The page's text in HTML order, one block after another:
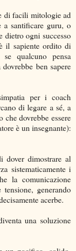
di facili mitologie ad
a santificare guru, o
dietro ogni successo
il sapiente ordito di
qualcuno pensa
ben sapere
per i coach
di legare a sé, a
dovrebbe essere
è un insegnante):
dover dimostrare al
sistematicamente i
la comunicazione
generando
acerbe.
una soluzione